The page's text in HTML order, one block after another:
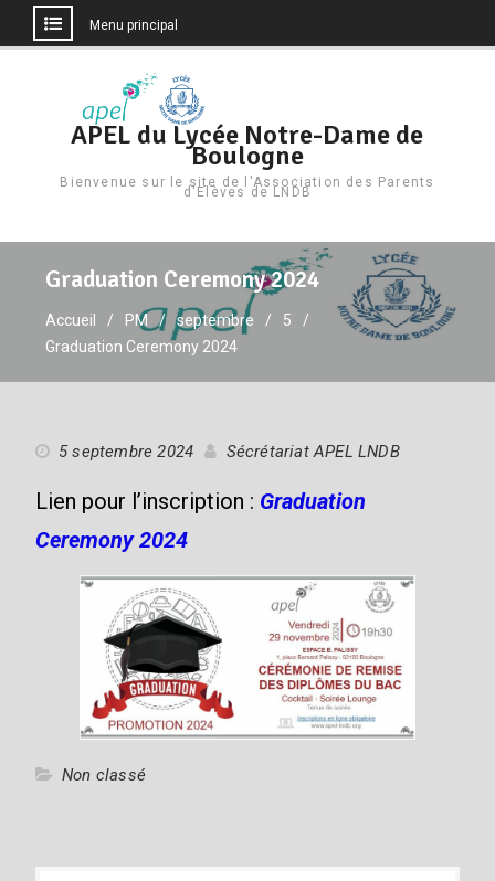
Menu principal
APEL du Lycée Notre-Dame de
Boulogne
Bienvenue sur le site de l'Association des Parents
d'Elèves de LNDB
Graduation Ceremony 2024
Accueil PM septembre
5
Graduation Ceremony 2024
5 septembre 2024 Sécrétariat APEL LNDB
Lien pour l’inscription : Graduation
Ceremony 2024
Non classé
Navigation